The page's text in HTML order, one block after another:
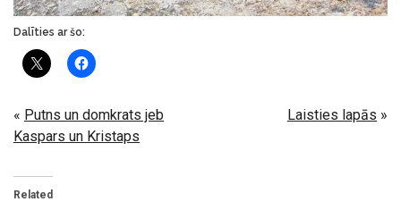
Dalīties ar šo:
« Putns un domkrats jeb
Kaspars un Kristaps
Laisties lapās »
Related